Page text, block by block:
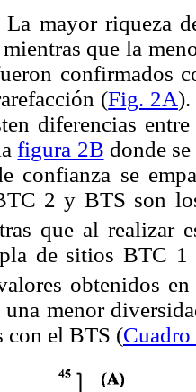
La mayor riqueza
que la
confirmados
(Fig. 2A).
diferencias
figura 2B donde
confianza se
2 y BTS son
que al realizar
de sitios BTC
obtenidos
menor
con el BTS (Cuadro